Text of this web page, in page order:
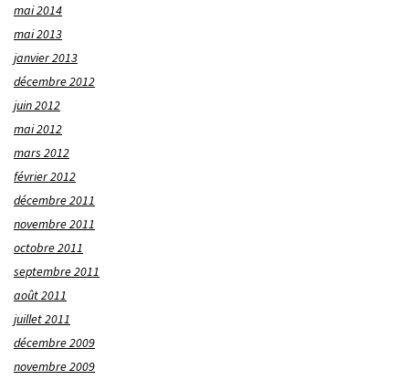
mai 2014
mai 2013
janvier 2013
décembre 2012
juin 2012
mai 2012
mars 2012
février 2012
décembre 2011
novembre 2011
octobre 2011
septembre 2011
août 2011
juillet 2011
décembre 2009
novembre 2009